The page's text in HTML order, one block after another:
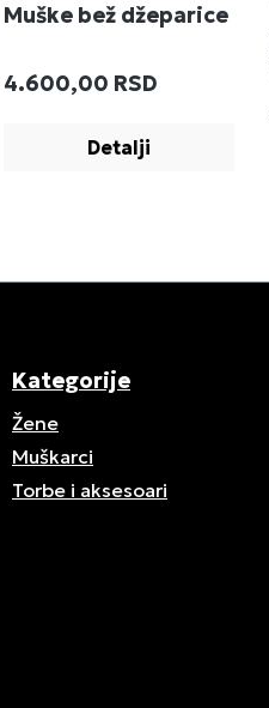
Muške bež džeparice
Redovna cena:
4.600,00 RSD
Detalji
Kategorije
Žene
Muškarci
Torbe i aksesoari